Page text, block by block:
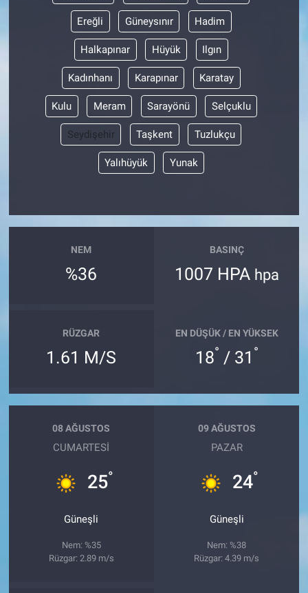
Ereğli Güneysınır Hadim
Halkapınar Hüyük Ilgın
Kadınhanı Karapınar Karatay
Kulu Meram Sarayönü Selçuklu
Seydişehir Taşkent Tuzlukçu
Yalıhüyük Yunak
NEM
%36
BASINÇ
1007 HPA hpa
RÜZGAR
1.61 M/S
EN DÜŞÜK / EN YÜKSEK
18° / 31 °
08 AĞUSTOS
CUMARTESI
25°
Güneşli
Nem: %35
Rüzgar: 2.89 m/s
09 AĞUSTOS
PAZAR
24°
Güneşli
Nem: %38
Rüzgar: 4.39 m/s